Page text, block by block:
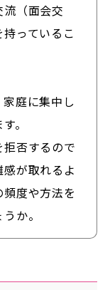
（面会交
っているこ
庭に集中し
。
否するので
が取れるよ
度や方法を
か。